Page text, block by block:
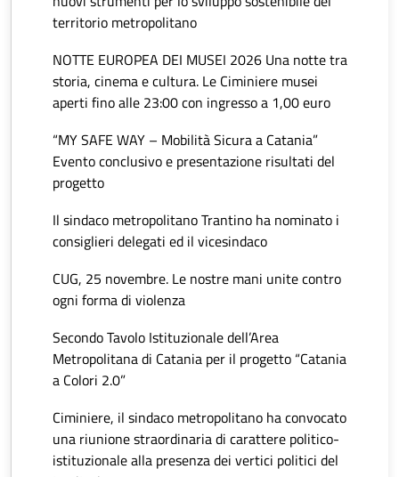
territorio metropolitano
NOTTE EUROPEA DEI MUSEI 2026 Una notte tra
storia, cinema e cultura. Le Ciminiere musei
aperti fino alle 23:00 con ingresso a 1,00 euro
“MY SAFE WAY – Mobilità Sicura a Catania”
Evento conclusivo e presentazione risultati del
progetto
Il sindaco metropolitano Trantino ha nominato i
consiglieri delegati ed il vicesindaco
CUG, 25 novembre. Le nostre mani unite contro
ogni forma di violenza
Secondo Tavolo Istituzionale dell’Area
Metropolitana di Catania per il progetto “Catania
a Colori 2.0”
Ciminiere, il sindaco metropolitano ha convocato
una riunione straordinaria di carattere politico-
istituzionale alla presenza dei vertici politici del